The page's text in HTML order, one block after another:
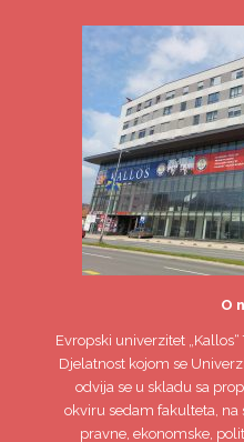
O
Evropski univerzitet„Kallos“
Djelatnost kojom se
odvija se u skladu sa
okviru sedam fakulteta, na
pravne, ekonomske,